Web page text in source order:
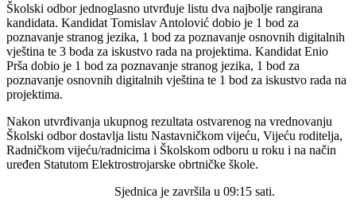
Školski odbor jednoglasno utvrđuje listu dva najbolje rangirana
kandidata. Kandidat Tomislav Antolović dobio je 1 bod za
poznavanje stranog jezika, 1 bod za poznavanje osnovnih digitalnih
vještina te 3 boda za iskustvo rada na projektima. Kandidat Enio
Prša dobio je 1 bod za poznavanje stranog jezika, 1 bod za
poznavanje osnovnih digitalnih vještina te 1 bod za iskustvo rada na
projektima.
Nakon utvrđivanja ukupnog rezultata ostvarenog na vrednovanju
Školski odbor dostavlja listu Nastavničkom vijeću, Vijeću roditelja,
Radničkom vijeću/radnicima i Školskom odboru u roku i na način
uređen Statutom Elektrostrojarske obrtničke škole.
Sjednica je završila u 09:15 sati.